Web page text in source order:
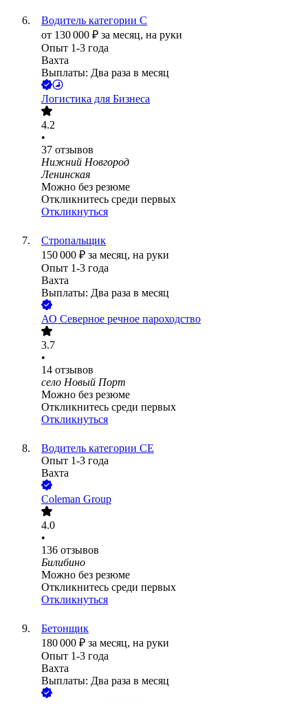
Водитель категории С
от 130 000 ₽ за месяц, на руки
Опыт 1-3 года
Вахта
Выплаты: Два раза в месяц
Логистика для Бизнеса
4.2
•
37 отзывов
Нижний Новгород
Ленинская
Можно без резюме
Откликнитесь среди первых
Откликнуться
Стропальщик
150 000 ₽ за месяц, на руки
Опыт 1-3 года
Вахта
Выплаты: Два раза в месяц
АО Северное речное пароходство
3.7
•
14 отзывов
село Новый Порт
Можно без резюме
Откликнитесь среди первых
Откликнуться
Водитель категории СЕ
Опыт 1-3 года
Вахта
Coleman Group
4.0
•
136 отзывов
Билибино
Можно без резюме
Откликнитесь среди первых
Откликнуться
Бетонщик
180 000 ₽ за месяц, на руки
Опыт 1-3 года
Вахта
Выплаты: Два раза в месяц